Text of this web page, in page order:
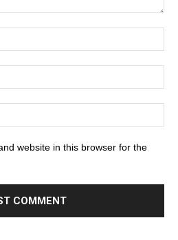
website in this browser for the